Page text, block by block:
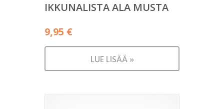
IKKUNALISTA ALA MUSTA
9,95 €
LUE LISÄÄ »